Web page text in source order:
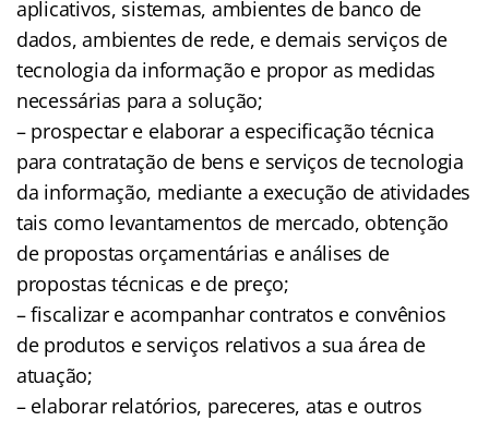
aplicativos, sistemas, ambientes de banco de
dados, ambientes de rede, e demais serviços de
tecnologia da informação e propor as medidas
necessárias para a solução;
– prospectar e elaborar a especificação técnica
para contratação de bens e serviços de tecnologia
da informação, mediante a execução de atividades
tais como levantamentos de mercado, obtenção
de propostas orçamentárias e análises de
propostas técnicas e de preço;
– fiscalizar e acompanhar contratos e convênios
de produtos e serviços relativos a sua área de
atuação;
– elaborar relatórios, pareceres, atas e outros